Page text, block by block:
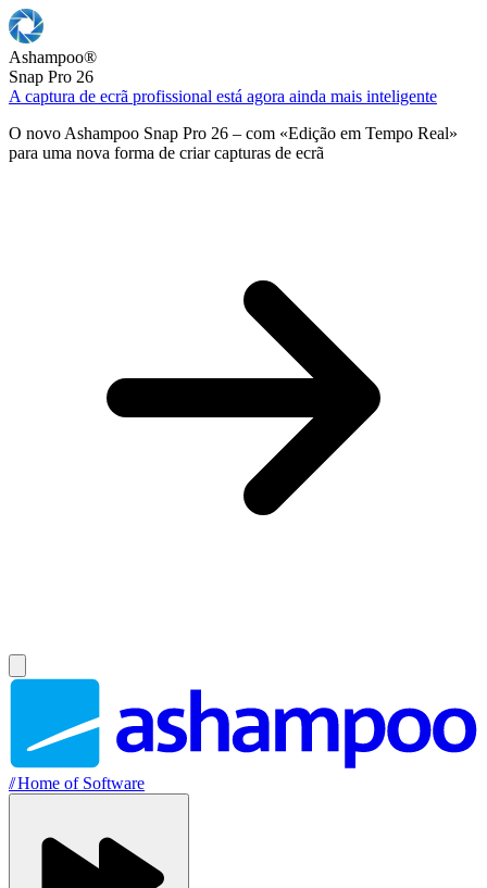
Ashampoo®
Snap Pro 26
A captura de ecrã profissional está agora ainda mais inteligente
O novo Ashampoo Snap Pro 26 – com «Edição em Tempo Real»
para uma nova forma de criar capturas de ecrã
//Home of Software